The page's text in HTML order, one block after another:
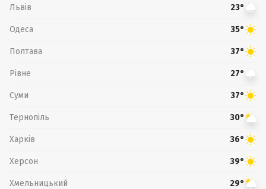
Львів 23°
Одеса 35°
Полтава 37°
Рівне 27°
Суми 37°
Тернопіль 30°
Харків 36°
Херсон 39°
Хмельницький 29°